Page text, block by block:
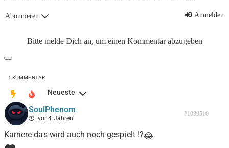
Abonnieren Anmelden
Bitte melde Dich an, um einen Kommentar abzugeben
1 KOMMENTAR
Neueste
SoulPhenom
vor 4 Jahren
#1039510
Karriere das wird auch noch gespielt !?😂